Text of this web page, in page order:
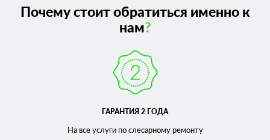
Почему стоит обратиться именно к
нам?
ГАРАНТИЯ 2 ГОДА
На все услуги по слесарномуремонту